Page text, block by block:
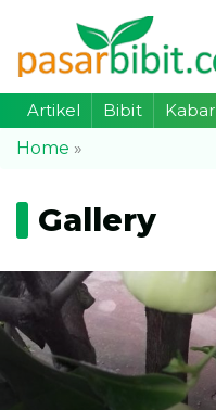
Artikel Bibit Kabar
Home »
Gallery